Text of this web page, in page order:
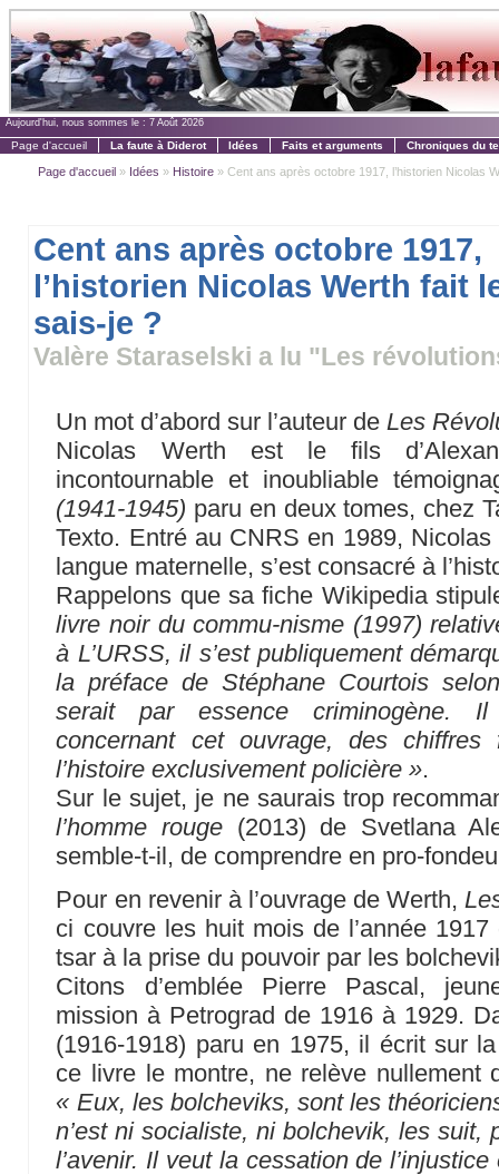
Aujourd'hui, nous sommes le : 7 Août 2026
Page d'accueil La faute à Diderot Idées Faits et arguments Chroniques du
Page d'accueil » Idées » Histoire » Cent ans après octobre 1917, l’historien Nicolas
Cent ans après octobre 1917,
l’historien Nicolas Werth fait
sais-je ?
Valère Staraselski a lu "Les
Un mot d’abord sur l’auteur deLes
Nicolas Werth est le fils
incontournable et inoubliable
(1941-1945) paru en deux tomes, chez
Texto. Entré au CNRS en 1989,
langue maternelle, s’est consacré à
Rappelons que sa fiche Wikipedia
livre noir du commu-nisme (1997)
à L’URSS, il s’est publiquement
la préface de Stéphane Courtois
serait par essence criminogène.
concernant cet ouvrage, des
l’histoire exclusivement policière ».
Sur le sujet, je ne saurais trop
l’homme rouge (2013) de Svetlana
semble-t-il, de comprendre en pro-
Pour en revenir à l’ouvrage de Werth,
ci couvre les huit mois de l’année
tsar à la prise du pouvoir par les
Citons d’emblée Pierre Pascal,
mission à Petrograd de 1916 à 1929.
(1916-1918) paru en 1975, il écrit sur
ce livre le montre, ne relève nullement
« Eux, les bolcheviks, sont les
n’est ni socialiste, ni bolchevik, les suit,
l’avenir. Il veut la cessation de